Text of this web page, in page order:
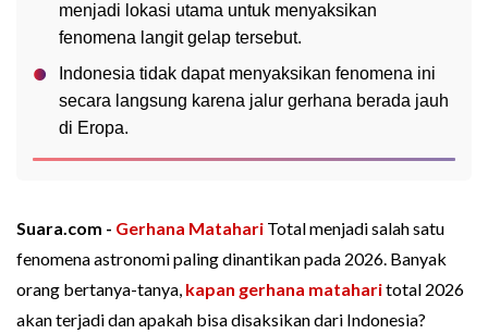
menjadi lokasi utama untuk menyaksikan
fenomena langit gelap tersebut.
Indonesia tidak dapat menyaksikan fenomena ini
secara langsung karena jalur gerhana berada jauh
di Eropa.
Suara.com - Gerhana Matahari Total menjadi salah satu
fenomena astronomi paling dinantikan pada 2026. Banyak
orang bertanya-tanya, kapan gerhana mataharitotal 2026
akan terjadi dan apakah bisa disaksikan dari Indonesia?